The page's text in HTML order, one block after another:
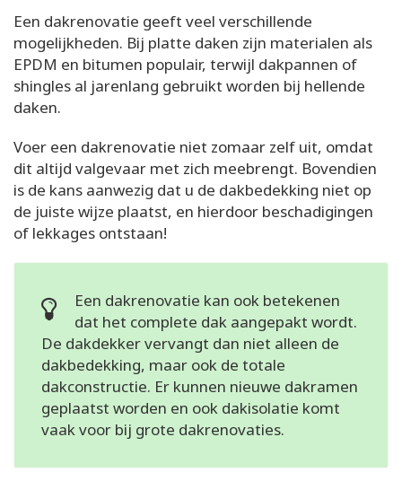
Een dakrenovatie geeft veel verschillende
mogelijkheden. Bij platte daken zijn materialen als
EPDM en bitumen populair, terwijl dakpannen of
shingles al jarenlang gebruikt worden bij hellende
daken.
Voer een dakrenovatie niet zomaar zelf uit, omdat
dit altijd valgevaar met zich meebrengt. Bovendien
is de kans aanwezig dat u de dakbedekking niet op
de juiste wijze plaatst, en hierdoor beschadigingen
of lekkages ontstaan!
Een dakrenovatie kan ook betekenen
dat het complete dak aangepakt wordt.
De dakdekker vervangt dan niet alleen de
dakbedekking, maar ook de totale
dakconstructie. Er kunnen nieuwe dakramen
geplaatst worden en ook dakisolatie komt
vaak voor bij grote dakrenovaties.